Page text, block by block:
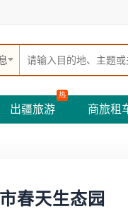
出疆旅游
热
商旅租
春天生态园